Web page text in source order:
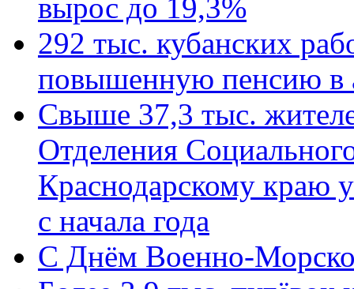
вырос до 19,3%
292 тыс. кубанских
повышенную пенсию в
Свыше 37,3 тыс.
Отделения
Краснодарскому краю
с начала года
C Днём Военно-